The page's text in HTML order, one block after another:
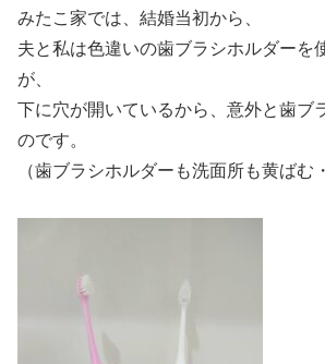
みたこ家では、結婚当初から、
夫と私は色違いの歯ブラシホルダーを
が、
下に穴が開いているから、意外と歯ブ
のです。
（歯ブラシホルダーも洗面所も黄ばむ